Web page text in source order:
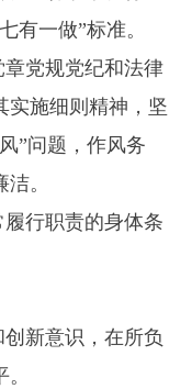
有一做”标准。
党规党纪和法律
实施细则精神，坚
”问题，作风务
。
行职责的身体条
新意识，在所负